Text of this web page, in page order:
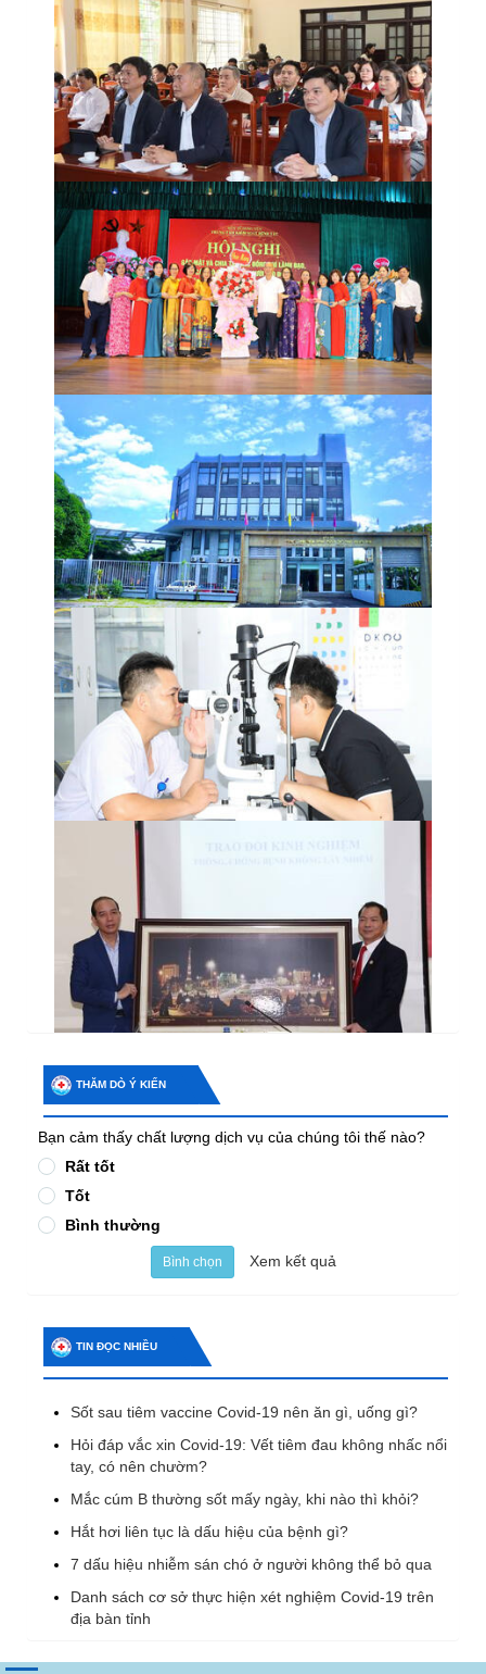
THĂM DÒ Ý KIẾN
Bạn cảm thấy chất lượng dịch vụ của chúng tôi thế nào?
Rất tốt
Tốt
Bình thường
Bình chọn Xem kết quả
TIN ĐỌC NHIỀU
Sốt sau tiêm vaccine Covid-19 nên ăn gì, uống gì?
Hỏi đáp vắc xin Covid-19: Vết tiêm đau không nhấc nổi
tay, có nên chườm?
Mắc cúm B thường sốt mấy ngày, khi nào thì khỏi?
Hắt hơi liên tục là dấu hiệu của bệnh gì?
7 dấu hiệu nhiễm sán chó ở người không thể bỏ qua
Danh sách cơ sở thực hiện xét nghiệm Covid-19 trên
địa bàn tỉnh